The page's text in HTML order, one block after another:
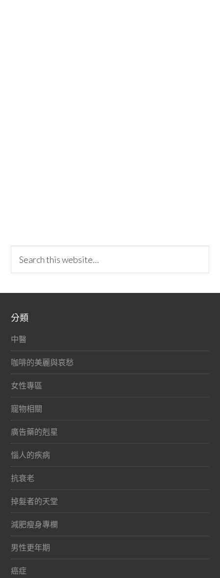
分類
中醫
咖啡的美麗與哀愁
女性專區
寵物相關
廣告藥的剋星
惱人的疾病
抗衰老
掉髮者的天堂
減肥瘦身專欄
男性更年期
癌症